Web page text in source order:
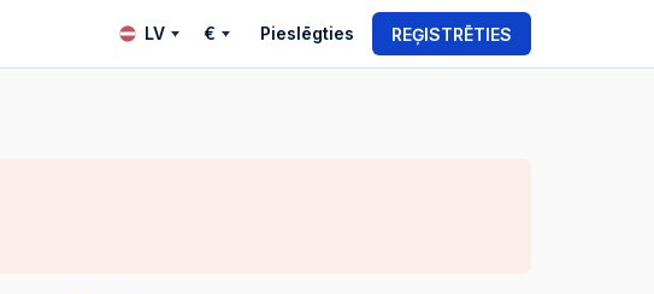
LV € Pieslēgties REĢISTRĒTIES